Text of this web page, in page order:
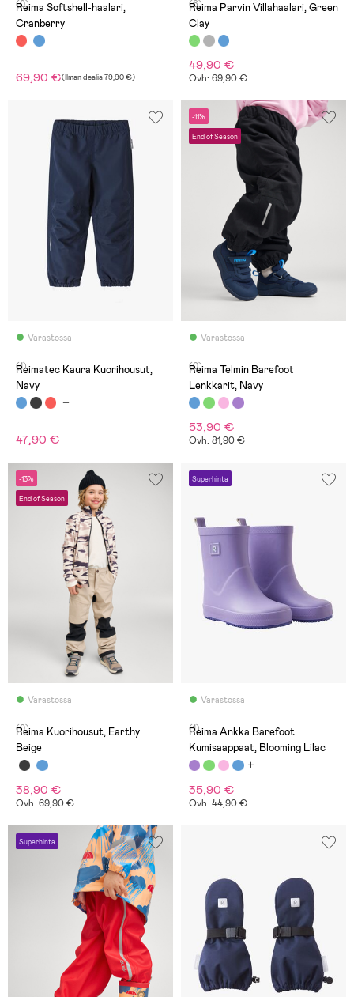
(0)
Reima Softshell-haalari,
Cranberry
69,90 €(Ilman dealia79,90 €)
(6)
Reima Parvin Villahaalari, Green
Clay
49,90 €
Ovh: 69,90 €
Varastossa
(1)
Reimatec Kaura Kuorihousut,
Navy
47,90 €
-11%
End of Season
Varastossa
(0)
Reima Telmin Barefoot
Lenkkarit, Navy
53,90 €
Ovh: 81,90 €
-13%
End of Season
Varastossa
(0)
Reima Kuorihousut, Earthy
Beige
38,90 €
Ovh: 69,90 €
Superhinta
Varastossa
(1)
Reima Ankka Barefoot
Kumisaappaat, Blooming Lilac
35,90 €
Ovh: 44,90 €
Superhinta